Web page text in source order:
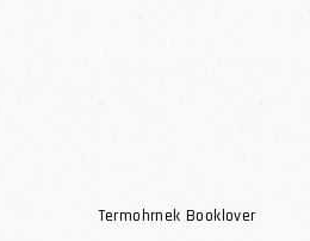
Termohrnek Booklover